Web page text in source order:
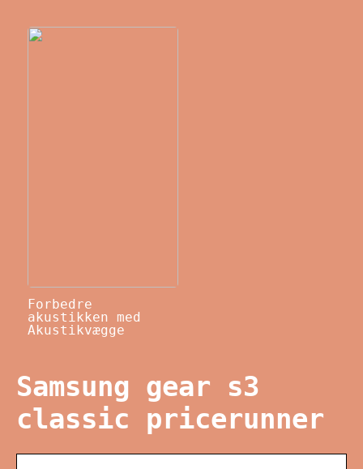
Forbedre
akustikken med
Akustikvægge
Samsung gear s3
classic pricerunner